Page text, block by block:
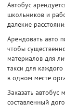
Автобус
школьников и
далекие
Арендовать авто
чтобы
материалов для
такси для каждого
в одном месте
Заказать автобус
составленный